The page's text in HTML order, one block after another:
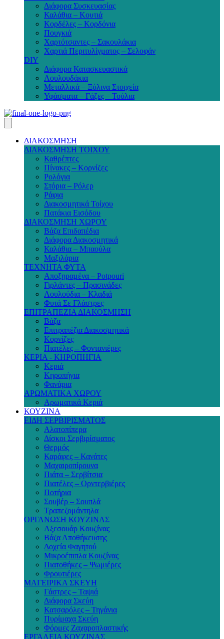
Διάφορα Συσκευασίας
Καλάθια – Κουτιά
Κορδέλες – Κορδόνια
Πουγκιά
Χαρτότσαντες – Σακουλάκια
Χαρτιά Περιτυλίγματος – Σελοφάν
DIY
Διάφορα Κατασκευαστικά
Λουλουδάκια
Μεταλλικά – Ξύλινα Στοιχεία
Υφάσματα – Γάζες – Τούλια
ΔΙΑΚΟΣΜΗΣΗ
ΔΙΑΚΟΣΜΗΣΗ ΤΟΙΧΟΥ
Καθρέπτες
Πίνακες – Κορνίζες
Ρολόγια
Στόρια – Ρόλερ
Ράφια
Διακοσμητικά Τοίχου
Πατάκια Εισόδου
ΔΙΑΚΟΣΜΗΣΗ ΧΩΡΟΥ
Βάζα Επιδαπέδια
Διάφορα Διακοσμητικά
Καλάθια – Μπαούλα
Μαξιλάρια
ΤΕΧΝΗΤΑ ΦΥΤΑ
Αποξηραμένα – Potpouri
Γιρλάντες – Πρασινάδες
Λουλούδια – Κλαδιά
Φυτά Σε Γλάστρες
ΕΠΙΤΡΑΠΕΖΙΑ ΔΙΑΚΟΣΜΗΣΗ
Βάζα
Επιτραπέζια Διακοσμητικά
Κορνίζες
Πιατέλες – Φοντανιέρες
ΚΕΡΙΑ - ΚΗΡΟΠΗΓΙΑ
Κεριά
Κηροπήγια
Φανάρια
ΑΡΩΜΑΤΙΚΑ ΧΩΡΟΥ
Αρωματικά Κεριά
ΚΟΥΖΙΝΑ
ΕΙΔΗ ΣΕΡΒΙΡΙΣΜΑΤΟΣ
Αλατοπίπερα
Δίσκοι Σερβιρίσματος
Θερμός
Καράφες – Κανάτες
Μαχαιροπίρουνα
Πιάτα – Σερβίτσια
Πιατέλες – Ορντερβιέρες
Ποτήρια
Σουβέρ – Σουπλά
Τραπεζομάντηλα
ΟΡΓΑΝΩΣΗ ΚΟΥΖΙΝΑΣ
Αξεσουάρ Κουζίνας
Βάζα Αποθήκευσης
Δοχεία Φαγητού
Μικροέπιπλα Κουζίνας
Πιατοθήκες – Ψωμιέρες
Φρουτιέρες
ΜΑΓΕΙΡΙΚΑ ΣΚΕΥΗ
Γάστρες – Ταψιά
Διάφορα Σκεύη
Κατσαρόλες – Τηγάνια
Πυρίμαχα Σκεύη
Φόρμες Ζαχαροπλαστικής
ΕΡΓΑΛΕΙΑ ΚΟΥΖΙΝΑΣ